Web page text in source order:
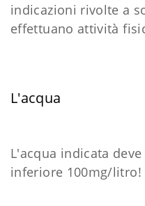
indicazioni rivolte a
effettuano attività
L'acqua
L'acqua indicata
inferiore 100mg/litro!